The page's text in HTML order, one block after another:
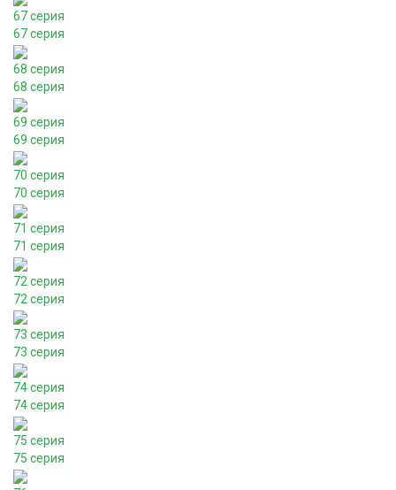
67 серия
67 серия
68 серия
68 серия
69 серия
69 серия
70 серия
70 серия
71 серия
71 серия
72 серия
72 серия
73 серия
73 серия
74 серия
74 серия
75 серия
75 серия